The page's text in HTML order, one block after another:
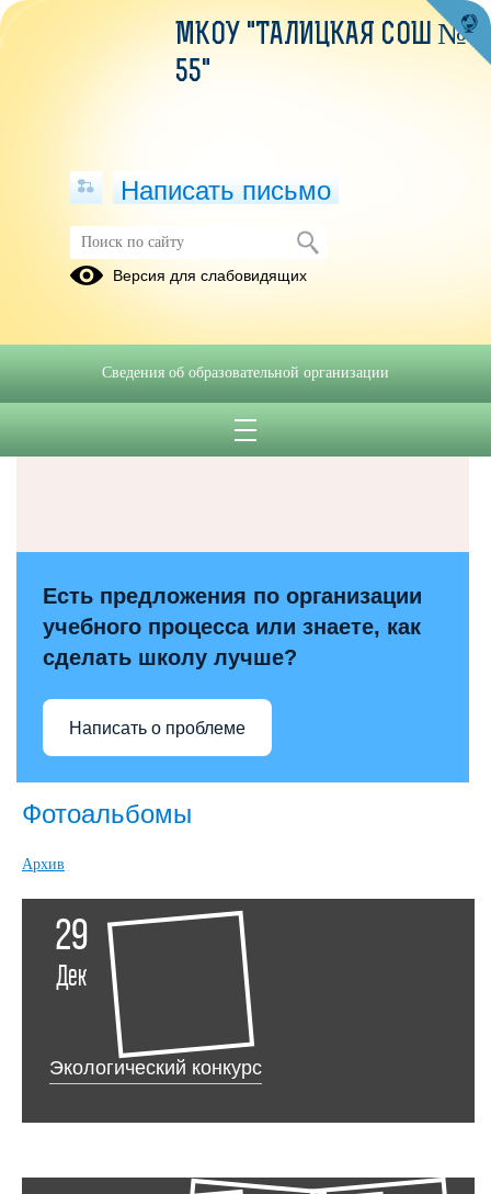
Есть предложения по организации
учебного процесса или знаете, как
сделать школу лучше?
Написать о проблеме
Фотоальбомы
Архив
29
Дек
Экологический конкурс
МКОУ "ТАЛИЦКАЯ СОШ №
55"
Написать письмо
Версия для слабовидящих
Сведения об образовательной организации